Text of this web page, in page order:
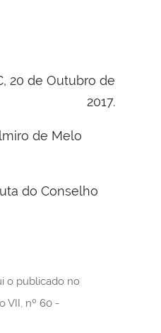
20 de Outubro de
2017.
de Melo
do Conselho
o publicado no
VII, nº 60 -